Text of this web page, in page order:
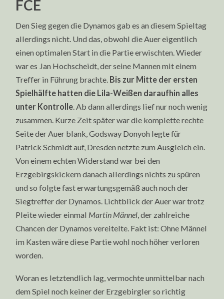
FCE
Den Sieg gegen die Dynamos gab es an diesem Spieltag
allerdings nicht. Und das, obwohl die Auer eigentlich
einen optimalen Start in die Partie erwischten. Wieder
war es Jan Hochscheidt, der seine Mannen mit einem
Treffer in Führung brachte. Bis zur Mitte der ersten
Spielhälfte hatten die Lila-Weißen daraufhin alles
unter Kontrolle. Ab dann allerdings lief nur noch wenig
zusammen. Kurze Zeit später war die komplette rechte
Seite der Auer blank, Godsway Donyoh legte für
Patrick Schmidt auf, Dresden netzte zum Ausgleich ein.
Von einem echten Widerstand war bei den
Erzgebirgskickern danach allerdings nichts zu spüren
und so folgte fast erwartungsgemäß auch noch der
Siegtreffer der Dynamos. Lichtblick der Auer war trotz
Pleite wieder einmal Martin Männel, der zahlreiche
Chancen der Dynamos vereitelte. Fakt ist: Ohne Männel
im Kasten wäre diese Partie wohl noch höher verloren
worden.
Woran es letztendlich lag, vermochte unmittelbar nach
dem Spiel noch keiner der Erzgebirgler so richtig